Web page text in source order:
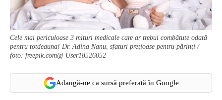
Cele mai periculoase 3 mituri medicale care ar trebui combătute odată
pentru totdeauna! Dr. Adina Nanu, sfaturi prețioase pentru părinți /
foto: freepik.com@ User18526052
Adaugă-ne ca sursă preferată în Google